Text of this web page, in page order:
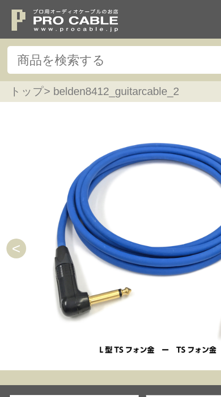
トップ> belden8412_guitarcable_2